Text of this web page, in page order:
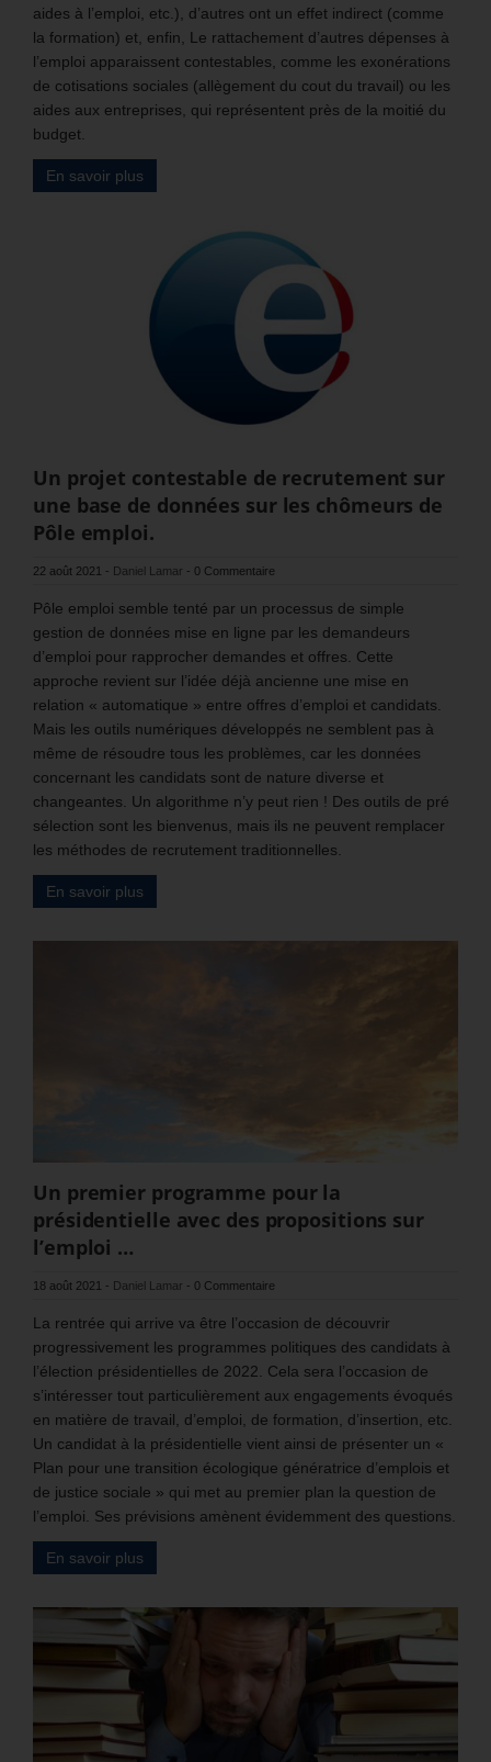
aides à l’emploi, etc.), d’autres ont un effet indirect (comme
la formation) et, enfin, Le rattachement d’autres dépenses à
l’emploi apparaissent contestables, comme les exonérations
de cotisations sociales (allègement du cout du travail) ou les
aides aux entreprises, qui représentent près de la moitié du
budget.
En savoir plus
Un projet contestable de recrutement sur
une base de données sur les chômeurs de
Pôle emploi.
22 août 2021 - Daniel Lamar - 0 Commentaire
Pôle emploi semble tenté par un processus de simple
gestion de données mise en ligne par les demandeurs
d’emploi pour rapprocher demandes et offres. Cette
approche revient sur l’idée déjà ancienne une mise en
relation « automatique » entre offres d’emploi et candidats.
Mais les outils numériques développés ne semblent pas à
même de résoudre tous les problèmes, car les données
concernant les candidats sont de nature diverse et
changeantes. Un algorithme n’y peut rien ! Des outils de pré
sélection sont les bienvenus, mais ils ne peuvent remplacer
les méthodes de recrutement traditionnelles.
En savoir plus
Un premier programme pour la
présidentielle avec des propositions sur
l’emploi …
18 août 2021 - Daniel Lamar - 0 Commentaire
La rentrée qui arrive va être l’occasion de découvrir
progressivement les programmes politiques des candidats à
l’élection présidentielles de 2022. Cela sera l’occasion de
s’intéresser tout particulièrement aux engagements évoqués
en matière de travail, d’emploi, de formation, d’insertion, etc.
Un candidat à la présidentielle vient ainsi de présenter un «
Plan pour une transition écologique génératrice d’emplois et
de justice sociale » qui met au premier plan la question de
l’emploi. Ses prévisions amènent évidemment des questions.
En savoir plus